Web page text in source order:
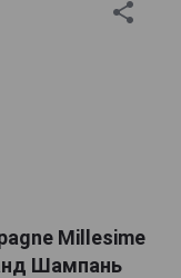
Millesime
Шампань